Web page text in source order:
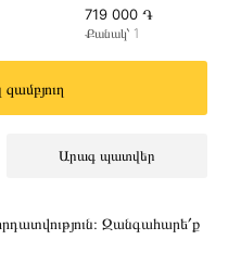
719 000 ֏
Քանակ՝ 1
Արագ պատվեր
Զանգահարե՛ք